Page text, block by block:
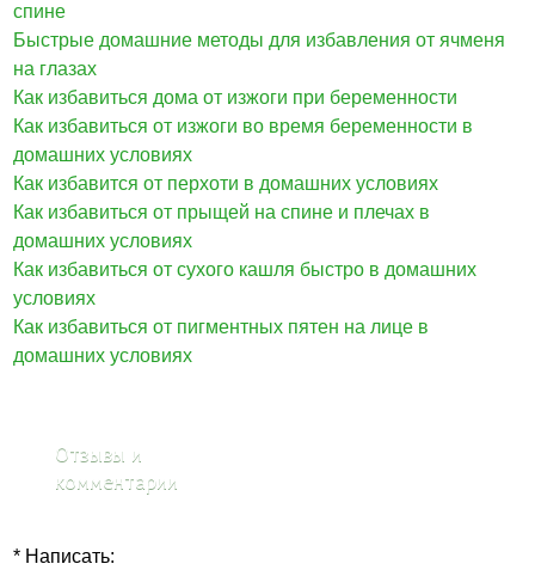
спине
Быстрые домашние методы для избавления от ячменя
на глазах
Как избавиться дома от изжоги при беременности
Как избавиться от изжоги во время беременности в
домашних условиях
Как избавится от перхоти в домашних условиях
Как избавиться от прыщей на спине и плечах в
домашних условиях
Как избавиться от сухого кашля быстро в домашних
условиях
Как избавиться от пигментных пятен на лице в
домашних условиях
Отзывы и
комментарии
* Написать: